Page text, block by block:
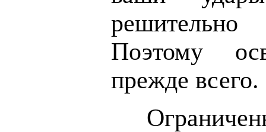
Поэтому
прежде всего.